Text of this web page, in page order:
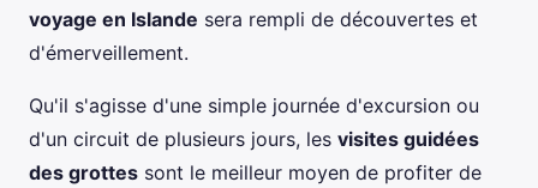
voyage en Islande sera rempli de découvertes et
d'émerveillement.
Qu'il s'agisse d'une simple journée d'excursion ou
d'un circuit de plusieurs jours, les visites guidées
des grottes sont le meilleur moyen de profiter de